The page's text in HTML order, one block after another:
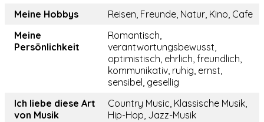
Meine Hobbys
Reisen, Freunde, Natur, Kino, Cafe
Meine
Persönlichkeit
Romantisch,
verantwortungsbewusst,
optimistisch, ehrlich, freundlich,
kommunikativ, ruhig, ernst,
sensibel, gesellig
Ich liebe diese Art
von Musik
Country Music, Klassische Musik,
Hip-Hop, Jazz-Musik